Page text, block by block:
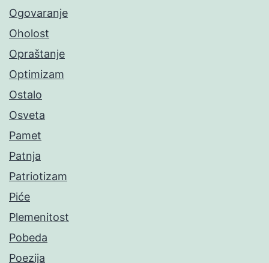
Ogovaranje
Oholost
Opraštanje
Optimizam
Ostalo
Osveta
Pamet
Patnja
Patriotizam
Piće
Plemenitost
Pobeda
Poezija